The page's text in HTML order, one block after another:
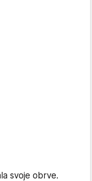
svoje obrve.